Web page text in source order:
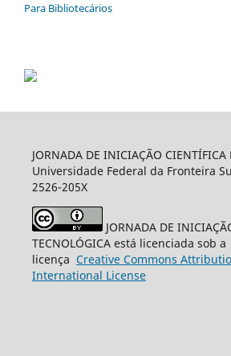
Para Bibliotecários
JORNADA DE INICIAÇÃO CIENTÍFICA
Universidade Federal da Fronteira
2526-205X
JORNADA DE
TECNOLÓGICA está licenciada sob a
licença Creative Commons
International License